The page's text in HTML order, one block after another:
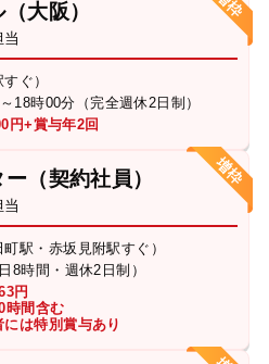
大阪）
ぐ）
18時00分（完全週休2日制）
円+賞与年2回
（契約社員）
駅・赤坂見附駅すぐ）
8時間・週休2日制）
円
時間含む
は特別賞与あり